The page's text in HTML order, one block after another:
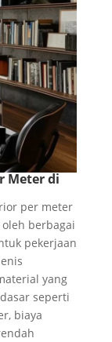
Meter di
per meter
berbagai
pekerjaan
yang
seperti
biaya